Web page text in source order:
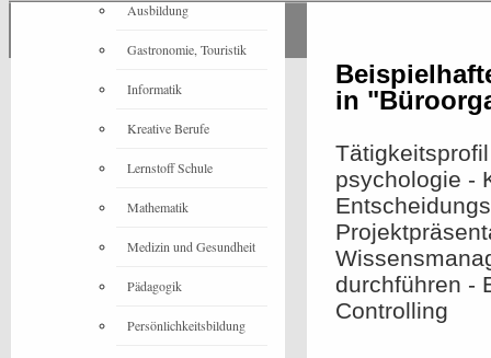
in
psychologie -
durchführen -
Controlling
Ausbildung
Gastronomie, Touristik
Informatik
Kreative Berufe
Lernstoff Schule
Mathematik
Medizin und Gesundheit
Pädagogik
Persönlichkeitsbildung